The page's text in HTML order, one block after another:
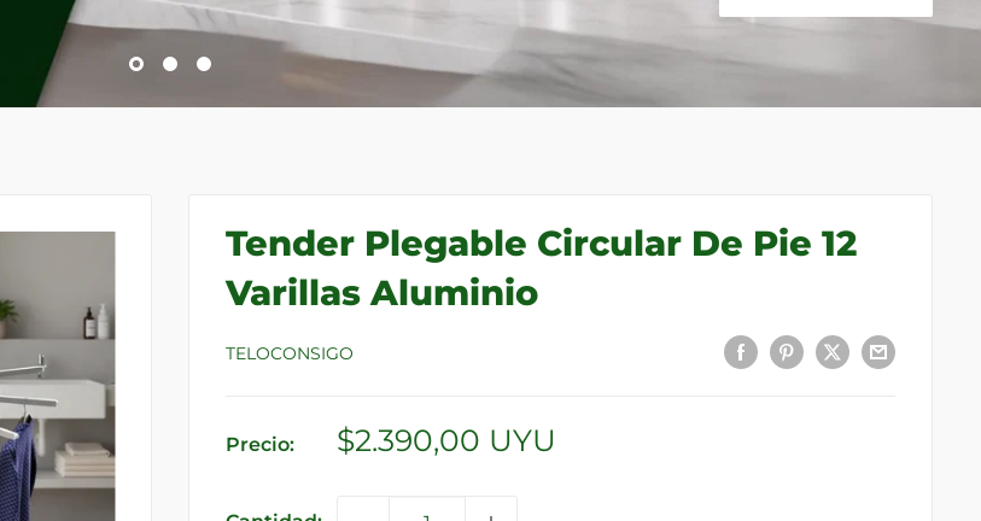
Tender Plegable Circular De Pie 12
Varillas Aluminio
TELOCONSIGO
Precio:
Precio
$2.390,00 UYU